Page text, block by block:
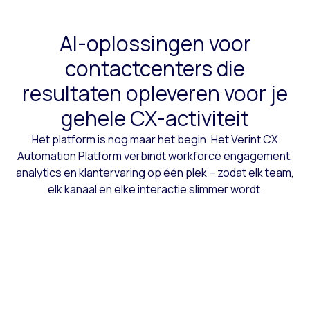
AI-oplossingen voor
contactcenters die
resultaten opleveren voor je
gehele CX-activiteit
Het platform is nog maar het begin. Het Verint CX
Automation Platform verbindt workforce engagement,
analytics en klantervaring op één plek – zodat elk team,
elk kanaal en elke interactie slimmer wordt.